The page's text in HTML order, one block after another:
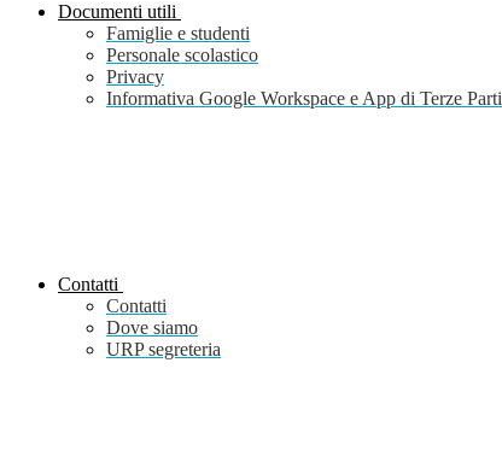
Documenti utili
Famiglie e studenti
Personale scolastico
Privacy
Informativa Google Workspace e App di Terze Parti
Contatti
Contatti
Dove siamo
URP segreteria